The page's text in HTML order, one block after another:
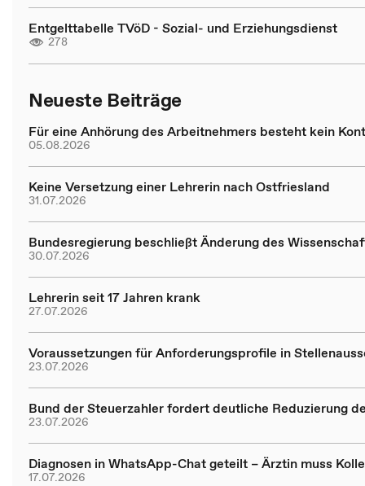
Entgelttabelle TVöD - Sozial- und Erziehungsdienst
278
Neueste Beiträge
Für eine Anhörung des Arbeitnehmers besteht kein
05.08.2026
Keine Versetzung einer Lehrerin nach Ostfriesland
31.07.2026
Bundesregierung beschließt Änderung des
30.07.2026
Lehrerin seit 17 Jahren krank
27.07.2026
Voraussetzungen für Anforderungsprofile in
23.07.2026
Bund der Steuerzahler fordert deutliche Reduzierung
23.07.2026
Diagnosen in WhatsApp-Chat geteilt – Ärztin muss
17.07.2026